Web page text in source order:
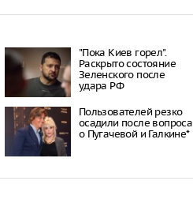
"Пока Киев горел".
Раскрыто состояние
Зеленского после
удара РФ
Пользователей резко
осадили после вопроса
о Пугачевой и Галкине*